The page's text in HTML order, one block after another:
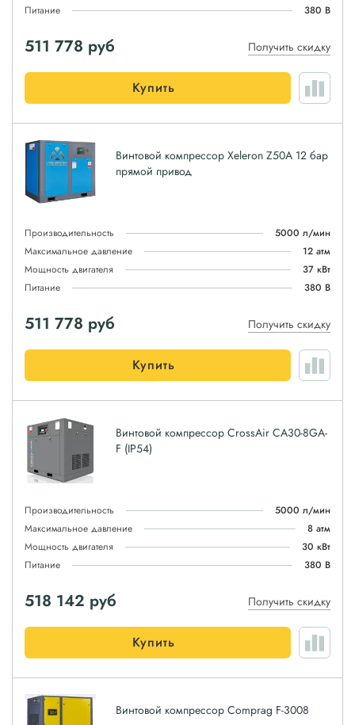
Питание
380 В
511 778 руб Получить скидку
Купить
Винтовой компрессор Xeleron Z50A 12 бар
прямой привод
Производительность
5000 л/мин
Максимальное давление
12 атм
Мощность двигателя
37 кВт
Питание
380 В
511 778 руб Получить скидку
Купить
Винтовой компрессор CrossAir CA30-8GA-
F (IP54)
Производительность
5000 л/мин
Максимальное давление
8 атм
Мощность двигателя
30 кВт
Питание
380 В
518 142 руб Получить скидку
Купить
Винтовой компрессор Comprag F-3008